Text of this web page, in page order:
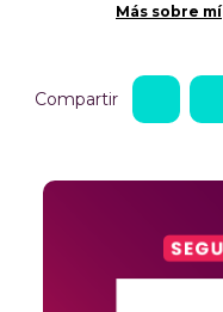
Más sobre mí
Compartir